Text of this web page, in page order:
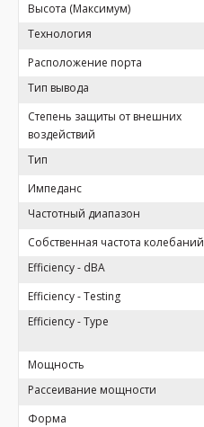
Высота (Максимум)
Технология
Расположение порта
Тип вывода
Степень защиты от внешних
воздействий
Тип
Импеданс
Частотный диапазон
Собственная частота колебаний
Efficiency - dBA
Efficiency - Testing
Efficiency - Type
Мощность
Рассеивание мощности
Форма